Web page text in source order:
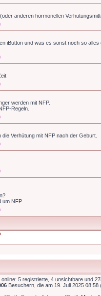
anderen hormonellen
iButton und was es sonst noch so alles
werden mit NFP.
Regeln.
Verhütung mit NFP nach der Geburt.
um NFP
online: 5 registrierte, 4 unsichtbare und
Besuchern, die am 19. Juli 2025 08:58